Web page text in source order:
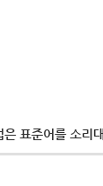
은 표준어를 소리